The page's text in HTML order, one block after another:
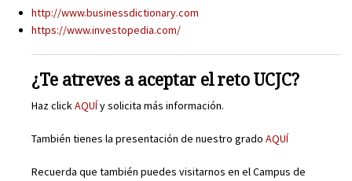
http://www.businessdictionary.com
https://www.investopedia.com/
¿Te atreves a aceptar el reto UCJC?
Haz clickAQUÍy solicita más información.
También tienes la presentación de nuestro grado AQUÍ
Recuerda que también puedes visitarnos en el Campus de